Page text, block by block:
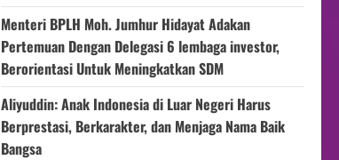
Menteri BPLH Moh. Jumhur Hidayat Adakan
Pertemuan Dengan Delegasi 6 lembaga investor,
Berorientasi Untuk Meningkatkan SDM
Aliyuddin: Anak Indonesia di Luar Negeri Harus
Berprestasi, Berkarakter, dan Menjaga Nama Baik
Bangsa